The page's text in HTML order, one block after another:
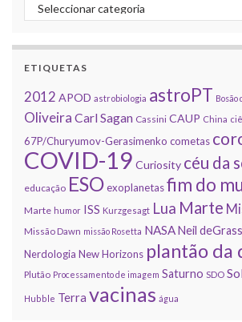
ETIQUETAS
2012 APOD astrobiologia astroPT Bosão
Oliveira Carl Sagan Cassini CAUP China
67P/Churyumov-Gerasimenko cometas
COVID-19 Curiosity céu da
educação ESOexoplanetasfim do
Marte humor ISS Kurzgesagt Lua Marte
Missão Dawn missão Rosetta NASANeil
Nerdologia New Horizons plantão da
Plutão Processamento de imagem Saturno SDO Sol
Hubble Terra vacinas água